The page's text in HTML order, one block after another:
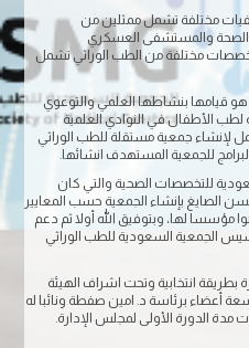
مختلفة تشمل ممثلين من
والمستشفى العسكري
مختلفة من الطب الوراثي تشمل
هو قيامها بنشاطها العلمي والتوعوي
لطب الأطفال في النوادي العلمية
لإنشاء جمعية مستقلة للطب الوراثي
للجمعية المستهدف انشائها.
السعودية للتخصصات الصحية والتي كان
الصايغ بإنشاء الجمعية حسب المعايير
في حينها وهي ان تبدأ ب 50 عضوا مؤسسا لها، وبتوفيق الله أولا ثم دعم
الجمعية السعودية للطب الوراثي
بطريقة انتخابية وتحت اشراف الهيئة
أعضاء برئاسة د. امين صفطة ونائبا له